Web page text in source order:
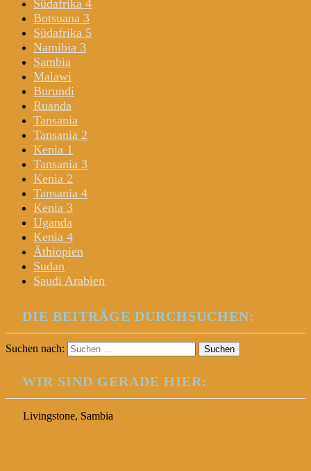
Südafrika 4
Botsuana 3
Südafrika 5
Namibia 3
Sambia
Malawi
Burundi
Ruanda
Tansania
Tansania 2
Kenia 1
Tansania 3
Kenia 2
Tansania 4
Kenia 3
Uganda
Kenia 4
Äthiopien
Sudan
Saudi Arabien
DIE BEITRÄGE DURCHSUCHEN:
Suchen nach:
WIR SIND GERADE HIER:
Livingstone, Sambia